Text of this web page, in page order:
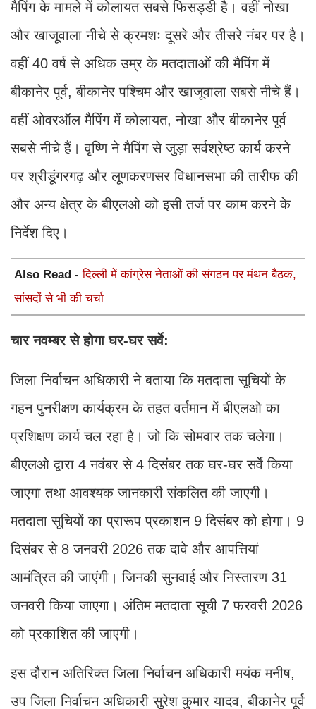
मैपिंग के मामले में कोलायत सबसे फिसड्डी है। वहीं नोखा
और खाजूवाला नीचे से क्रमशः दूसरे और तीसरे नंबर पर है।
वहीं 40 वर्ष से अधिक उम्र के मतदाताओं की मैपिंग में
बीकानेर पूर्व, बीकानेर पश्चिम और खाजूवाला सबसे नीचे हैं।
वहीं ओवरऑल मैपिंग में कोलायत, नोखा और बीकानेर पूर्व
सबसे नीचे हैं। वृष्णि ने मैपिंग से जुड़ा सर्वश्रेष्ठ कार्य करने
पर श्रीडूंगरगढ़ और लूणकरणसर विधानसभा की तारीफ की
और अन्य क्षेत्र के बीएलओ को इसी तर्ज पर काम करने के
निर्देश दिए।
Also Read -दिल्ली में कांग्रेस नेताओं की संगठन पर मंथन बैठक,
सांसदों से भी की चर्चा
चार नवम्बर से होगा घर-घर सर्वे:
जिला निर्वाचन अधिकारी ने बताया कि मतदाता सूचियों के
गहन पुनरीक्षण कार्यक्रम के तहत वर्तमान में बीएलओ का
प्रशिक्षण कार्य चल रहा है। जो कि सोमवार तक चलेगा।
बीएलओ द्वारा 4 नवंबर से 4 दिसंबर तक घर-घर सर्वे किया
जाएगा तथा आवश्यक जानकारी संकलित की जाएगी।
मतदाता सूचियों का प्रारूप प्रकाशन 9 दिसंबर को होगा। 9
दिसंबर से 8 जनवरी 2026 तक दावे और आपत्तियां
आमंत्रित की जाएंगी। जिनकी सुनवाई और निस्तारण 31
जनवरी किया जाएगा। अंतिम मतदाता सूची 7 फरवरी 2026
को प्रकाशित की जाएगी।
इस दौरान अतिरिक्त जिला निर्वाचन अधिकारी मयंक मनीष,
उप जिला निर्वाचन अधिकारी सुरेश कुमार यादव, बीकानेर पूर्व